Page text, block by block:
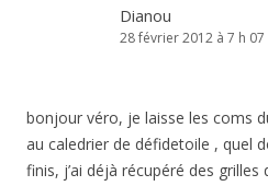
Dianou
28 février 2012 à 7 h 07
bonjour véro, je laisse les coms
au caledrier de défidetoile , quel
finis, j’ai déjà récupéré des